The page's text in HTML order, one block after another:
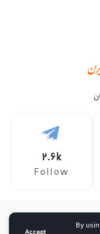
By
2.6k
Follow
سفر ماجراجویانه
هواپیما و رزرو آنلاین